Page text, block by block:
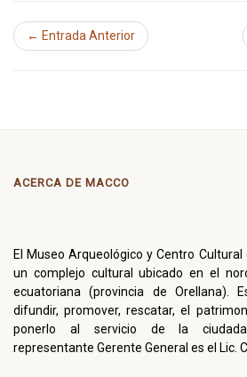
← Entrada Anterior
ACERCA DE MACCO
El Museo Arqueológico y Centro Cultural
un complejo cultural ubicado en el
ecuatoriana (provincia de Orellana).
difundir, promover, rescatar, el
ponerlo al servicio de la
representante Gerente General es el Lic.